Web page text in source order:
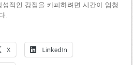
적인 강점을 카피하려면 시간이 엄청
.
X LinkedIn